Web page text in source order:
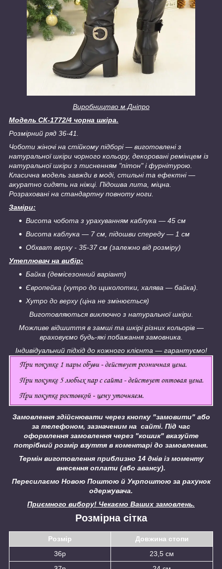
Виробництво м.Дніпро
Модель СК-1772/4 чорна шкіра.
Розмірний ряд 36-41.
Чоботи жіночі на стійкому підборі — виготовлені з
натуральної шкіри чорного кольору, декоровані ремінцем із
натуральної шкіри з тисненням "пітон" і фурнітурою.
Класична модель завжди в моді, стильні та ефектні —
акуратно сидять на ніжці. Підошва лита, міцна.
Розраховані на стандартну повноту ноги.
Заміри:
Висота чобота з урахуванням каблука — 45 см
Висота каблука — 7 см, підошви спереду — 1 см
Обхват верху - 35-37 см (залежно від розміру)
Утеплювач на вибір:
Байка (демісезонний варіант)
Європейка (хутро до щиколотки, халява — байка).
Хутро до верху (ціна не змінюється)
Виготовляються виключно з натуральної шкіри.
Можливе відшиття в замші та шкірі різних кольорів —
враховуємо будь-які побажання замовника.
Індивідуальний підхід до кожного клієнта — гарантуємо!
Замовлення здійснювати через кнопку "замовити" або
за телефоном, зазначеним на сайті. Під час
оформлення замовлення через "кошик" вказуйте
потрібний розмір взуття в коментарі до замовлення.
Термін виготовлення приблизно 14 днів із моменту
внесення оплати (або авансу).
Пересилаємо Новою Поштою й Укрпоштою за рахунок
одержувача.
Приємного вибору! Чекаємо Ваших замовлень.
Розмірна сітка
Розмір
Довжина стопи
36р
23,5 см